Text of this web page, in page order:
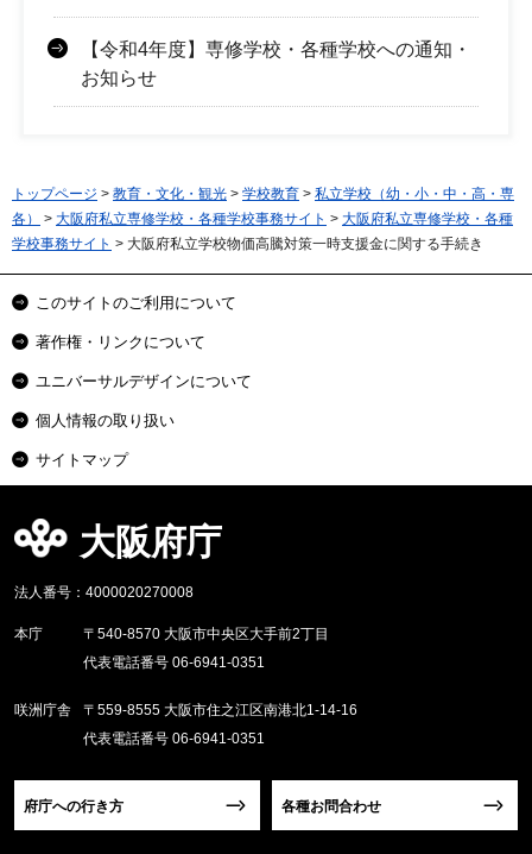
【令和4年度】専修学校・各種学校への通知・
お知らせ
トップページ > 教育・文化・観光 > 学校教育 > 私立学校（幼・小・中・高・専
各）
> 大阪府私立専修学校・各種学校事務サイト > 大阪府私立専修学校・各種
学校事務サイト > 大阪府私立学校物価高騰対策一時支援金に関する手続き
このサイトのご利用について
著作権・リンクについて
ユニバーサルデザインについて
個人情報の取り扱い
サイトマップ
大阪府庁
法人番号：4000020270008
本庁
〒540-8570 大阪市中央区大手前2丁目
代表電話番号 06-6941-0351
咲洲庁舎
〒559-8555 大阪市住之江区南港北1-14-16
代表電話番号 06-6941-0351
府庁への行き方 各種お問合わせ